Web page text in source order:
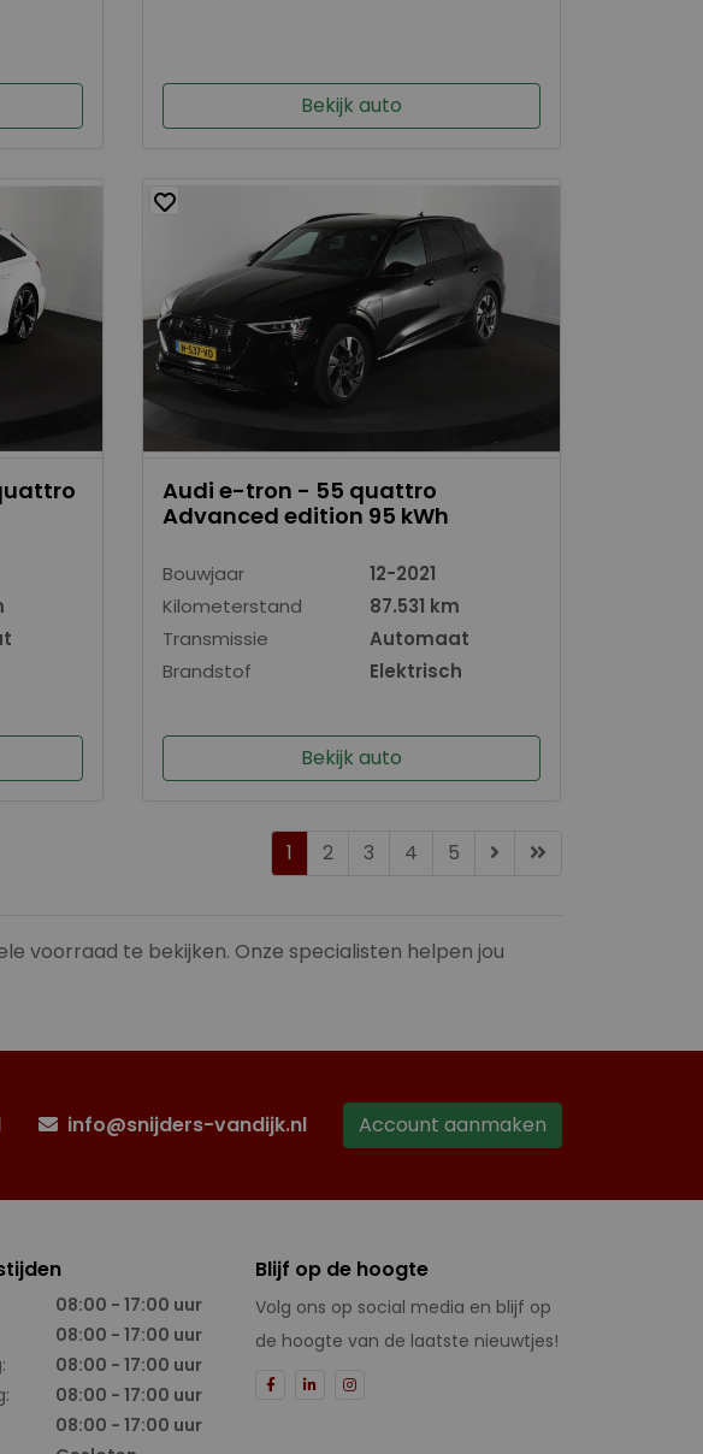
Bekijk auto
Audi e-tron - 55 quattro
Advanced edition 95 kWh
Bouwjaar
12-2021
Kilometerstand
87.531 km
Transmissie
Automaat
Brandstof
Elektrisch
Bekijk auto
1 2 3 4 5
voorraad te bekijken. Onze specialisten helpen jou
info@snijders-vandijk.nl Account aanmaken
08:00 - 17:00 uur
08:00 - 17:00 uur
08:00 - 17:00 uur
08:00 - 17:00 uur
08:00 - 17:00 uur
Blijf op de hoogte
Volg ons op social media en blijf op
de hoogte van de laatste nieuwtjes!